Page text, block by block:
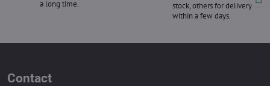
a long time.
stock, others for delivery
within a few days.
Contact